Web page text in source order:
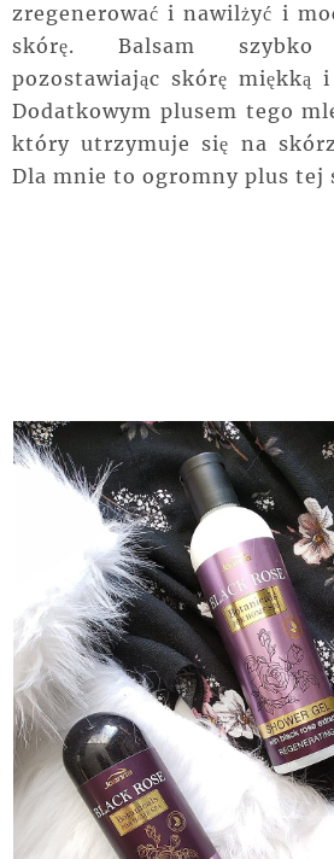
zregenerować inawilżyć i
skórę. Balsam szybko
pozostawiając skórę miękką i
Dodatkowym plusem tego
który utrzymuje się na
Dla mnie to ogromny plus tej